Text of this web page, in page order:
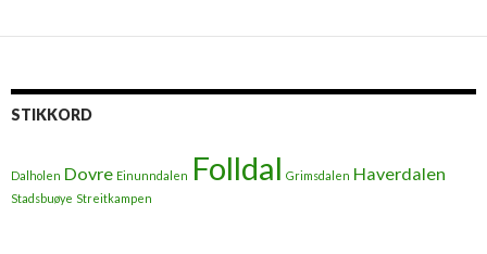
STIKKORD
Dalholen Dovre Einunndalen Folldal Grimsdalen Haverdalen
Stadsbuøye Streitkampen